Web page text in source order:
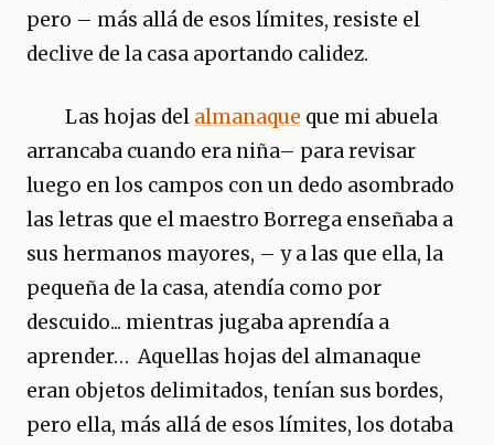
pero – más allá de esos límites, resiste el
declive de la casa aportando calidez.
Las hojas del almanaque que mi abuela
arrancaba cuando era niña– para revisar
luego en los campos con un dedo asombrado
las letras que el maestro Borrega enseñaba a
sus hermanos mayores, – y a las que ella, la
pequeña de la casa, atendía como por
descuido... mientras jugaba aprendía a
aprender… Aquellas hojas del almanaque
eran objetos delimitados, tenían sus bordes,
pero ella, más allá de esos límites, los dotaba